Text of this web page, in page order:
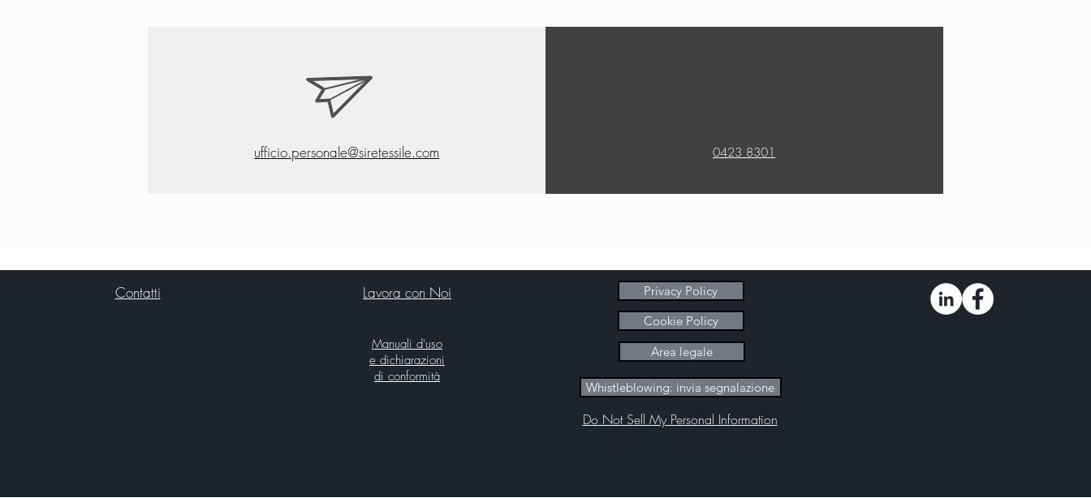
Vedi altre posizioni
ufficio.personale@siretessile.com 0423 8301
Contatti Lavora con Noi
Manuali d'uso
e dichiarazioni
di conformità
Privacy Policy
Cookie Policy
Area legale
Whistleblowing: invia segnalazione
Do Not Sell My Personal Information